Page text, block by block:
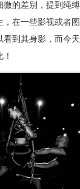
微的差别，提到绳
，在一些影视或者
到其身影，而今